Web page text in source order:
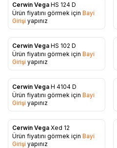
Favorilere Ekle
Cerwin Vega HS 124 D
Ürün fiyatını görmek için Bayi
Girişi yapınız
Favorilere Ekle
Cerwin Vega HS 102 D
Ürün fiyatını görmek için Bayi
Girişi yapınız
Favorilere Ekle
Cerwin Vega H 4104 D
Ürün fiyatını görmek için Bayi
Girişi yapınız
Favorilere Ekle
Cerwin Vega Xed 12
Ürün fiyatını görmek için Bayi
Girişi yapınız